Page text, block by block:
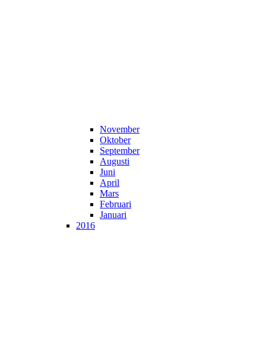
November
Oktober
September
Augusti
Juni
April
Mars
Februari
Januari
2016